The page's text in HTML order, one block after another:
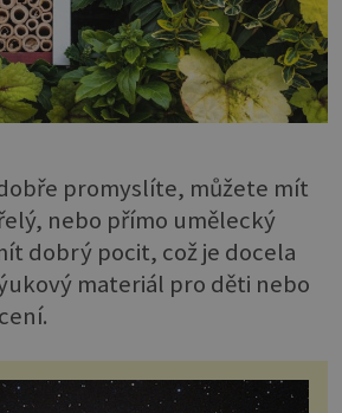
promyslíte, můžete mít
nebo přímo umělecký
dobrý pocit, což je docela
materiál pro děti nebo